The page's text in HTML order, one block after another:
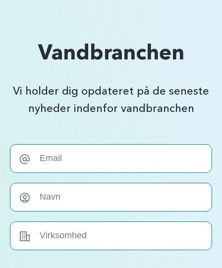
Vandbranchen
Vi holder dig opdateret på de seneste
nyheder indenfor vandbranchen